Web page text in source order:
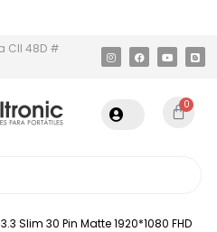
Cll 48D #
0
Slim 30 Pin Matte 1920*1080 FHD